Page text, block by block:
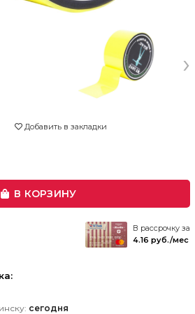
›
Добавить в закладки
В КОРЗИНУ
В рассрочку за
4.16 руб./мес
сегодня